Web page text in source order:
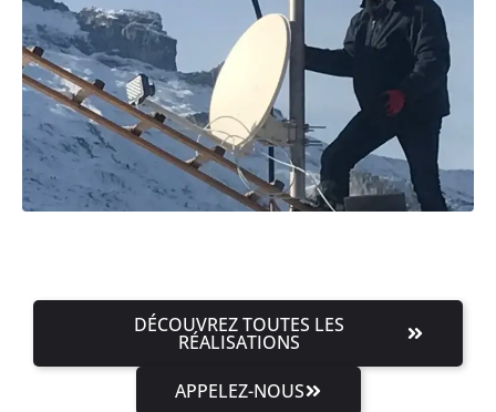
DÉCOUVREZ TOUTES LES
RÉALISATIONS
APPELEZ-NOUS